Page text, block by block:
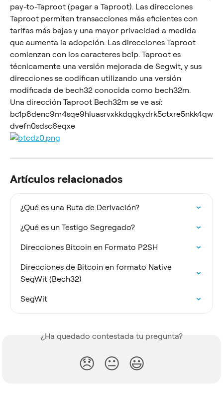
pay-to-Taproot (pagar a Taproot). Las direcciones
Taproot permiten transacciones más eficientes con
tarifas más bajas y una mayor privacidad a medida
que aumenta la adopción. Las direcciones Taproot
comienzan con los caracteres bc1p. Taproot es
técnicamente una versión mejorada de Segwit, y sus
direcciones se codifican utilizando una versión
modificada de bech32 conocida como bech32m.
Una dirección Taproot Bech32m se ve así:
bc1p8denc9m4sqe9hluasrvxkkdqgkydrk5ctxre5nkk4qw
dvefn0sdsc6eqxe
Artículos relacionados
¿Qué es una Ruta de Derivación?
¿Qué es un Testigo Segregado?
Direcciones Bitcoin en Formato P2SH
Direcciones de Bitcoin en formato Native
SegWit (Bech32)
SegWit
¿Ha quedado contestada tu pregunta?
😞 😐 😃